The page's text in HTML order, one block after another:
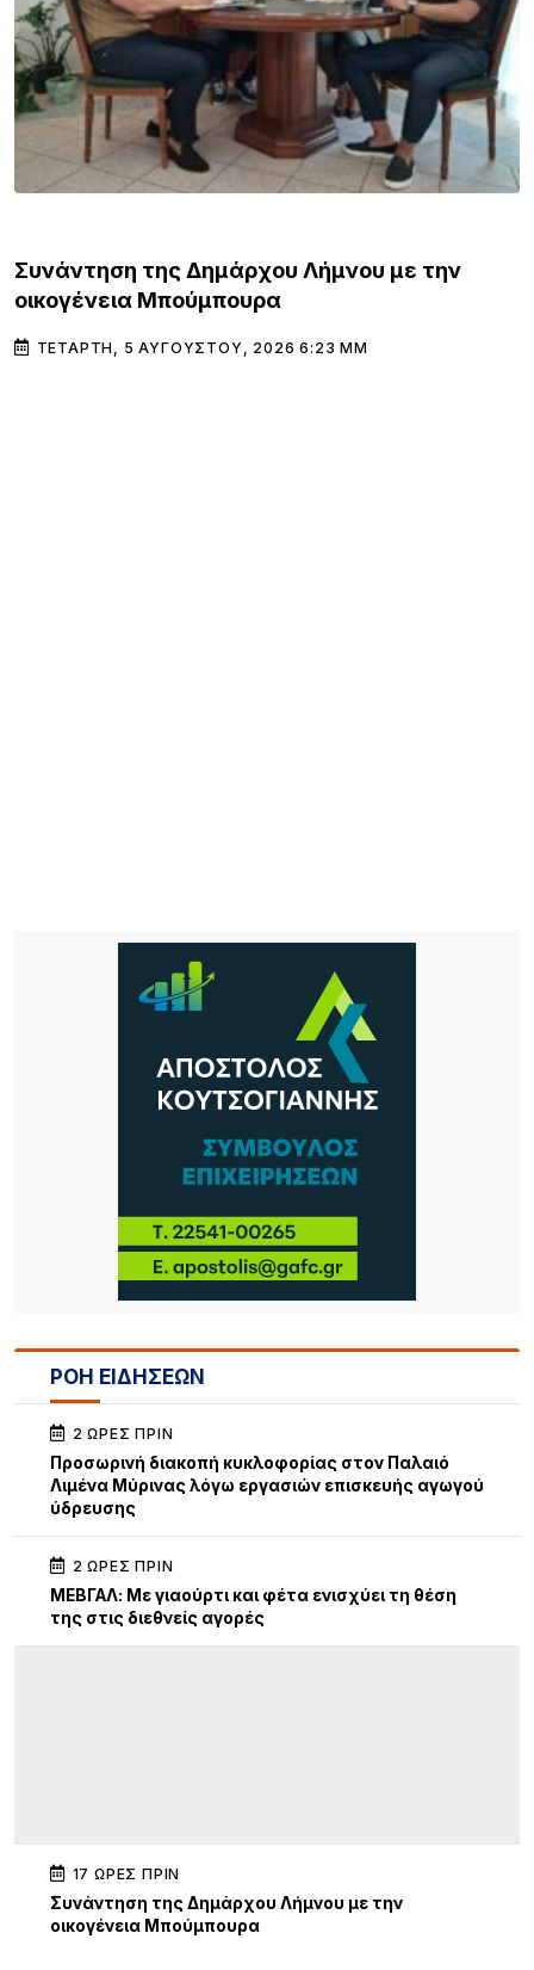
Συνάντηση της Δημάρχου Λήμνου με την
οικογένεια Μπούμπουρα
ΤΕΤΆΡΤΗ, 5 ΑΥΓΟΎΣΤΟΥ, 2026 6:23 ΜΜ
ΡΟΗ ΕΙΔΗΣΕΩΝ
2 ΏΡΕΣ ΠΡΙΝ
Προσωρινή διακοπή κυκλοφορίας στον Παλαιό
Λιμένα Μύρινας λόγω εργασιών επισκευής αγωγού
ύδρευσης
2 ΏΡΕΣ ΠΡΙΝ
ΜΕΒΓΑΛ: Με γιαούρτι και φέτα ενισχύει τη θέση
της στις διεθνείς αγορές
17 ΏΡΕΣ ΠΡΙΝ
Συνάντηση της Δημάρχου Λήμνου με την
οικογένεια Μπούμπουρα